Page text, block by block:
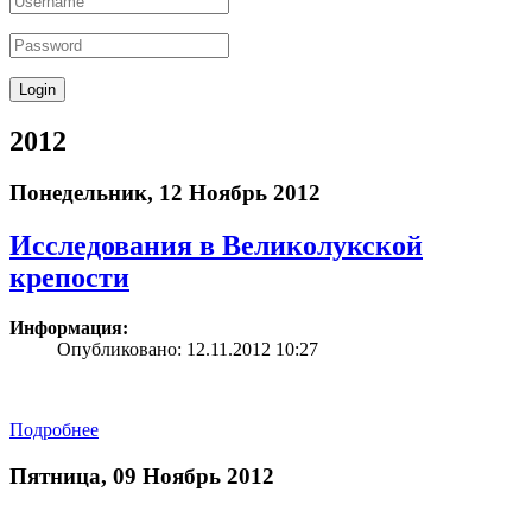
2012
Понедельник, 12 Ноябрь 2012
Исследования в Великолукской
крепости
Информация:
Опубликовано: 12.11.2012 10:27
Подробнее
Пятница, 09 Ноябрь 2012